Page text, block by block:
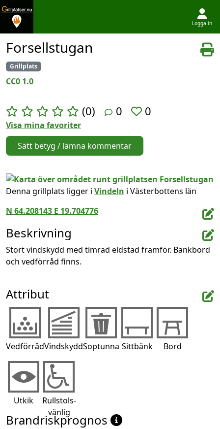
Logga in
Forsellstugan
Grillplats
CC0 1.0
(0) 0 0
Visa mina favoriter
Sätt betyg / lämna kommentar
Denna grillplats ligger i Vindeln i Västerbottens län
N 64.208143 E 19.704776
Beskrivning
Stort vindskydd med timrad eldstad framför. Bänkbord
och vedförråd finns.
Attribut
VedförrådVindskyddSoptunna Sittbänk Bord
Utkik
Rullstols-
vänlig
Brandriskprognos